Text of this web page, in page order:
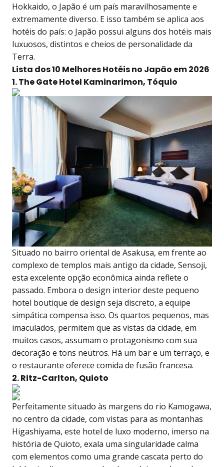
Hokkaido, o Japão é um país maravilhosamente e
extremamente diverso. E isso também se aplica aos
hotéis do país: o Japão possui alguns dos hotéis mais
luxuosos, distintos e cheios de personalidade da
Terra.
Lista dos 10 Melhores Hotéis no Japão em 2026
1. The Gate Hotel Kaminarimon, Tóquio
Situado no bairro oriental de Asakusa, em frente ao
complexo de templos mais antigo da cidade, Sensoji,
esta excelente opção econômica ainda reflete o
passado. Embora o design interior deste pequeno
hotel boutique de design seja discreto, a equipe
simpática compensa isso. Os quartos pequenos, mas
imaculados, permitem que as vistas da cidade, em
muitos casos, assumam o protagonismo com sua
decoração e tons neutros. Há um bar e um terraço, e
o restaurante oferece comida de fusão francesa.
2. Ritz-Carlton, Quioto
Perfeitamente situado às margens do rio Kamogawa,
no centro da cidade, com vistas para as montanhas
Higashiyama, este hotel de luxo moderno, imerso na
história de Quioto, exala uma singularidade calma
com elementos como uma grande cascata perto do